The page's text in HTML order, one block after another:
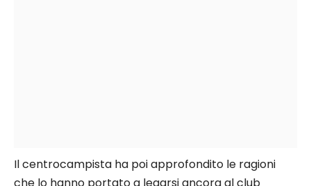
Il centrocampista ha poi approfondito le ragioni